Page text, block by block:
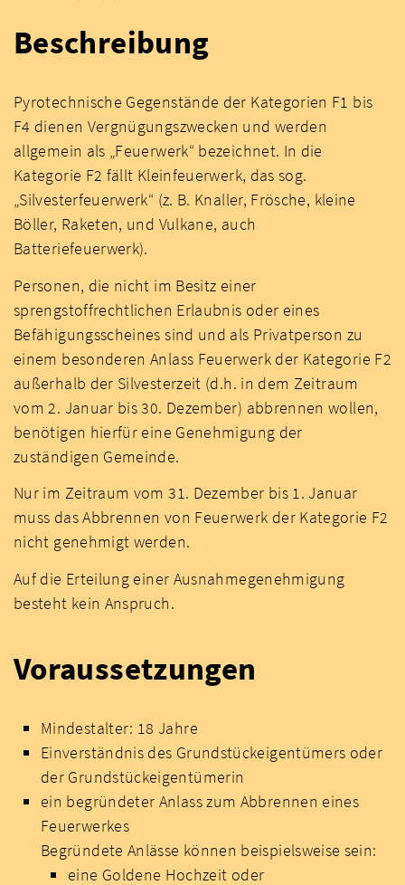
Beschreibung
Pyrotechnische Gegenstände der Kategorien F1 bis
F4 dienen Vergnügungszwecken und werden
allgemein als „Feuerwerk“ bezeichnet. In die
Kategorie F2 fällt Kleinfeuerwerk, das sog.
„Silvesterfeuerwerk“ (z. B. Knaller, Frösche, kleine
Böller, Raketen, und Vulkane, auch
Batteriefeuerwerk).
Personen, die nicht im Besitz einer
sprengstoffrechtlichen Erlaubnis oder eines
Befähigungsscheines sind und als Privatperson zu
einem besonderen Anlass Feuerwerk der Kategorie F2
außerhalb der Silvesterzeit (d.h. in dem Zeitraum
vom 2. Januar bis 30. Dezember) abbrennen wollen,
benötigen hierfür eine Genehmigung der
zuständigen Gemeinde.
Nur im Zeitraum vom 31. Dezember bis 1. Januar
muss das Abbrennen von Feuerwerk der Kategorie F2
nicht genehmigt werden.
Auf die Erteilung einer Ausnahmegenehmigung
besteht kein Anspruch.
Voraussetzungen
Mindestalter: 18 Jahre
Einverständnis des Grundstückeigentümers oder
der Grundstückeigentümerin
ein begründeter Anlass zum Abbrennen eines
Feuerwerkes
Begründete Anlässe können beispielsweise sein:
eine Goldene Hochzeit oder